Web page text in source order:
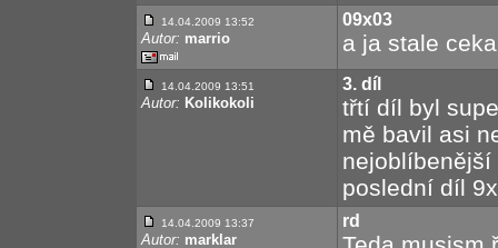
14.04.2009 13:52
Autor: marrio
09x03
a ja stale
14.04.2009 13:51
Autor: Kolikokoli
3. díl
třtí díl byl
mě bavil asi
poslední díl
14.04.2009 13:37
Autor: marklar
rd